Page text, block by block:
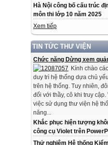
Hà Nội công bố cấu trúc
môn thi lớp 10 năm 2025
Xem tiếp
TIN TỨC THƯ VIỆN
Chức năng Dừng xem
Kính chào
duy trì hệ thống dựa chủ
trên hệ thống. Tuy nhiên,
đối với thầy, cô khi truy
việc sử dụng thư viện hệ
năng...
Khắc phục hiện tượng
công cụ Violet trên
Thử nghiệm Hệ thống